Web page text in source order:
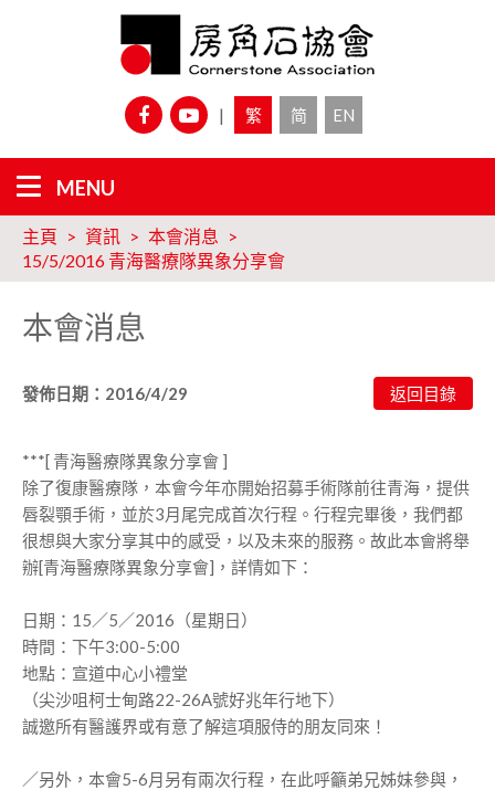
| 繁 简 EN
主頁 資訊
本會消息
15/5/2016 青海醫療隊異象分享會
本會消息
發佈日期：2016/4/29
***[ 青海醫療隊異象分享會 ]
除了復康醫療隊，本會今年亦開始招募手術隊前往青海，提供
唇裂顎手術，並於3月尾完成首次行程。行程完畢後，我們都
很想與大家分享其中的感受，以及未來的服務。故此本會將舉
辦[青海醫療隊異象分享會]，詳情如下：
日期：15／5／2016（星期日）
時間：下午3:00-5:00
地點：宣道中心小禮堂
（尖沙咀柯士甸路22-26A號好兆年行地下）
誠邀所有醫護界或有意了解這項服侍的朋友同來！
／另外，本會5-6月另有兩次行程，在此呼籲弟兄姊妹參與，